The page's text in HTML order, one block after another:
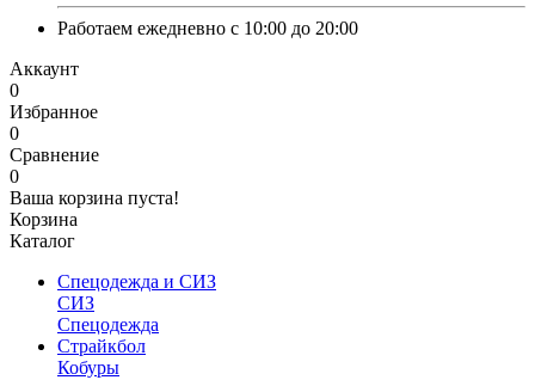
Работаем ежедневно с 10:00 до 20:00
Аккаунт
0
Избранное
0
Сравнение
0
Ваша корзина пуста!
Корзина
Каталог
Спецодежда и СИЗ
СИЗ
Спецодежда
Страйкбол
Кобуры